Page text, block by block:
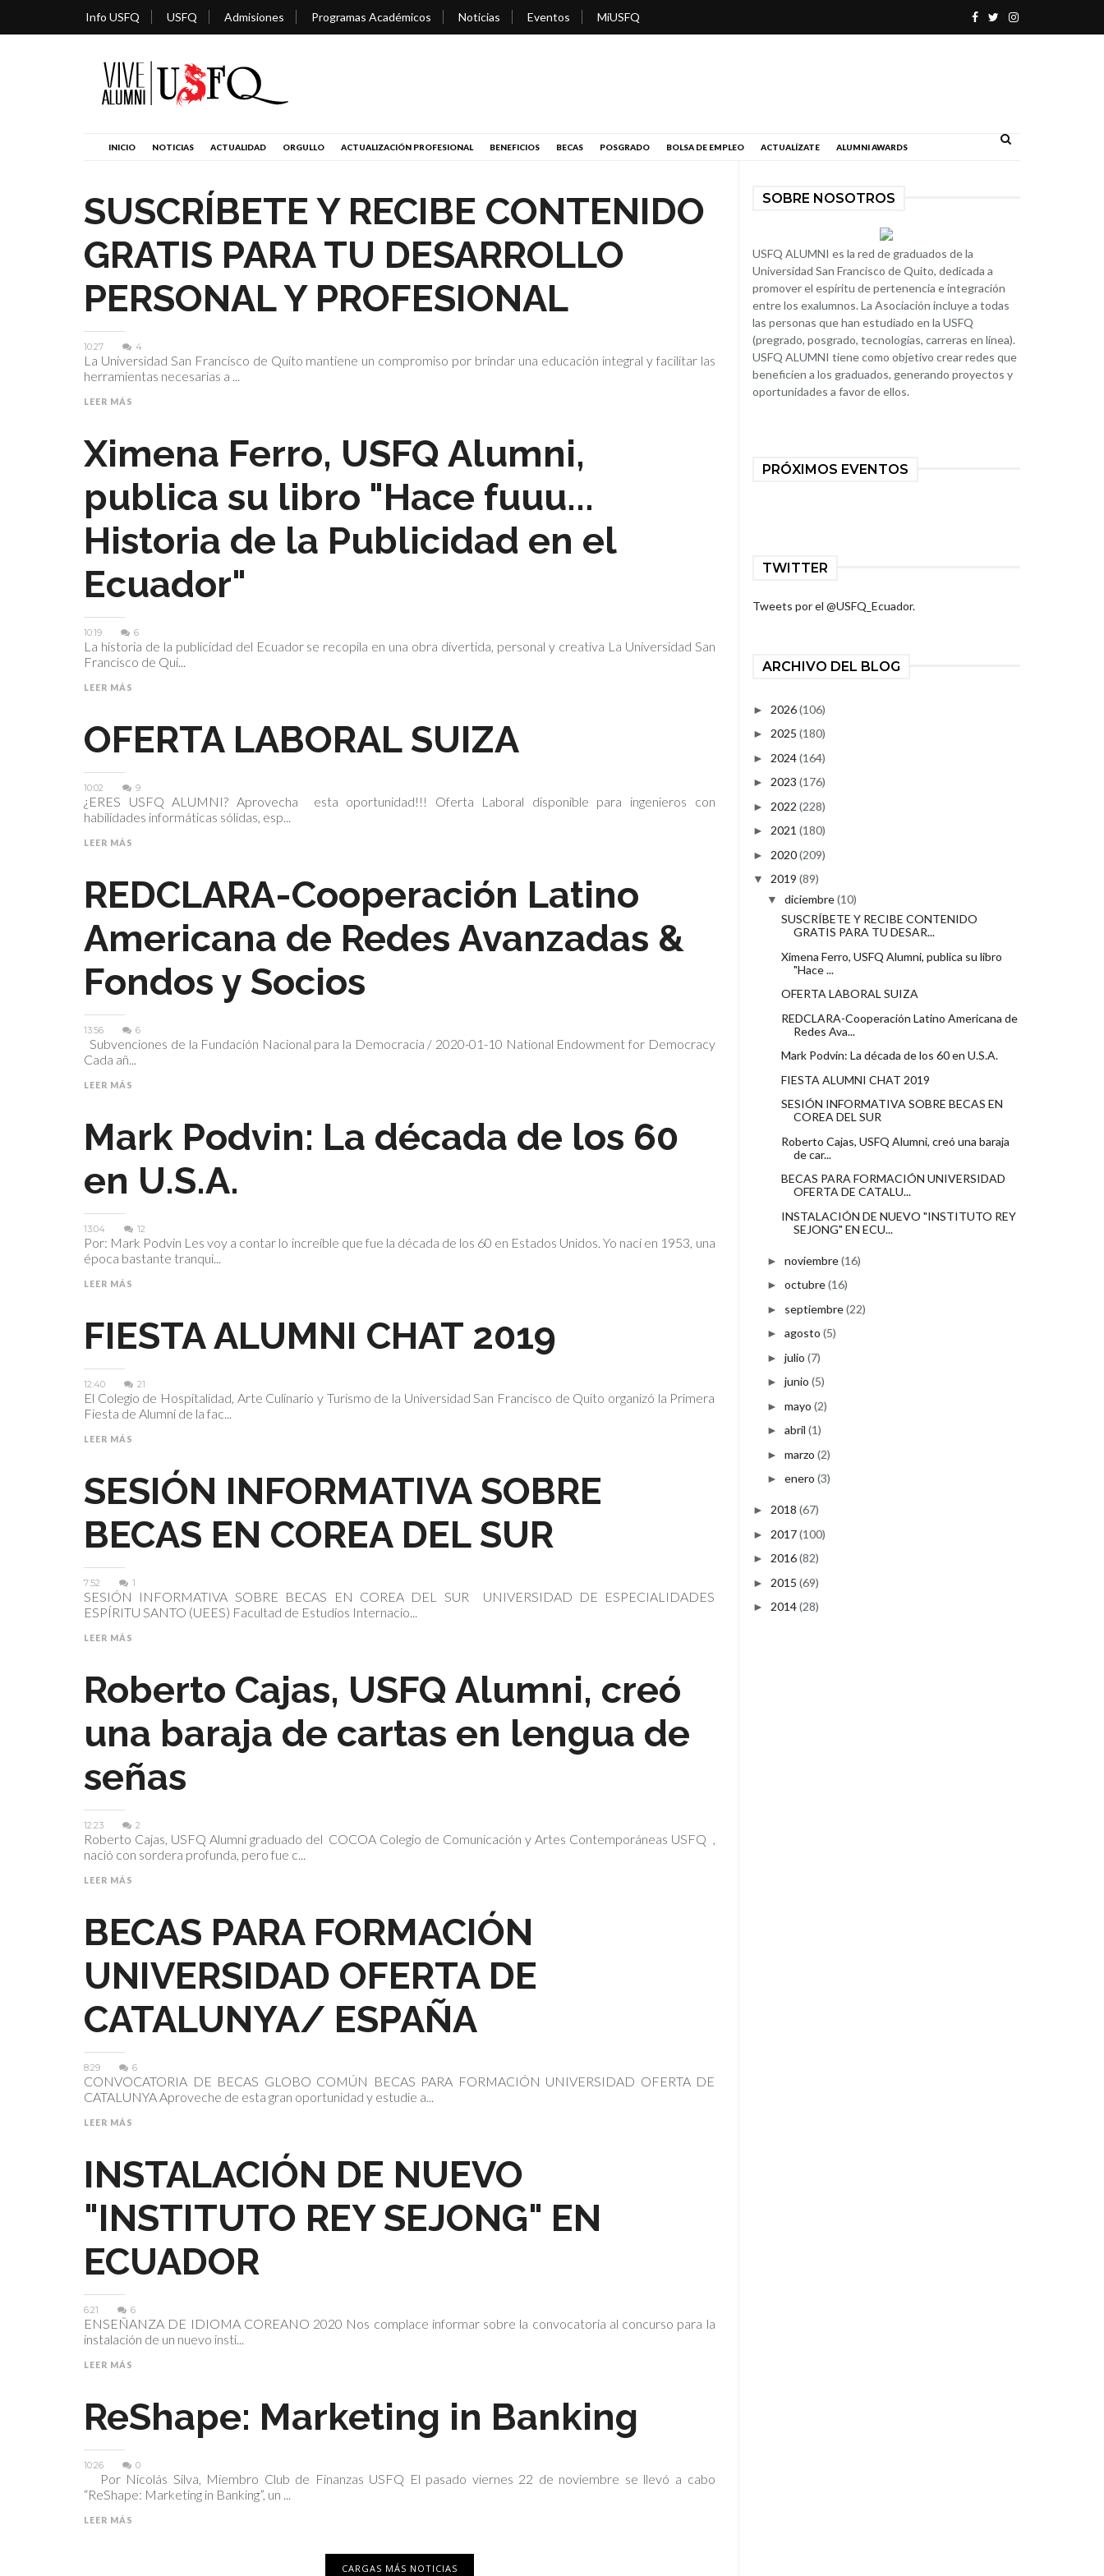
Info USFQ USFQ Admisiones Programas Académicos Noticias Eventos MiUSFQ
INICIO NOTICIAS ACTUALIDAD ORGULLO ACTUALIZACIÓN PROFESIONAL BENEFICIOS BECAS POSGRADO BOLSA DE EMPLEO ACTUALÍZATE ALUMNI AWARDS
SUSCRÍBETE Y RECIBE CONTENIDO
GRATIS PARA TU DESARROLLO
PERSONAL Y PROFESIONAL
10:27 4
La Universidad San Francisco de Quito mantiene un compromiso por brindar una educación integral y facilitar las
herramientas necesarias a ...
LEER MÁS
Ximena Ferro, USFQ Alumni,
publica su libro "Hace fuuu...
Historia de la Publicidad en el
Ecuador"
10:19 6
La historia de la publicidad del Ecuador se recopila en una obra divertida, personal y creativa La Universidad San
Francisco de Qui...
LEER MÁS
OFERTA LABORAL SUIZA
10:02 9
¿ERES USFQ ALUMNI? Aprovecha esta oportunidad!!! Oferta Laboral disponible para ingenieros con
habilidades informáticas sólidas, esp...
LEER MÁS
REDCLARA-Cooperación Latino
Americana de Redes Avanzadas &
Fondos y Socios
13:56 6
Subvenciones de la Fundación Nacional para la Democracia / 2020-01-10 National Endowment for Democracy
Cada añ...
LEER MÁS
Mark Podvin: La década de los 60
en U.S.A.
13:04 12
Por: Mark Podvin Les voy a contar lo increíble que fue la década de los 60 en Estados Unidos. Yo nací en 1953, una
época bastante tranqui...
LEER MÁS
FIESTA ALUMNI CHAT 2019
12:40 21
El Colegio de Hospitalidad, Arte Culinario y Turismo de la Universidad San Francisco de Quito organizó la Primera
Fiesta de Alumni de la fac...
LEER MÁS
SESIÓN INFORMATIVA SOBRE
BECAS EN COREA DEL SUR
7:52 1
SESIÓN INFORMATIVA SOBRE BECAS EN COREA DEL SUR UNIVERSIDAD DE ESPECIALIDADES
ESPÍRITU SANTO (UEES) Facultad de Estudios Internacio...
LEER MÁS
Roberto Cajas, USFQ Alumni, creó
una baraja de cartas en lengua de
señas
12:23 2
Roberto Cajas, USFQ Alumni graduado del COCOA Colegio de Comunicación y Artes Contemporáneas USFQ ,
nació con sordera profunda, pero fue c...
LEER MÁS
BECAS PARA FORMACIÓN
UNIVERSIDAD OFERTA DE
CATALUNYA/ ESPAÑA
8:29 6
CONVOCATORIA DE BECAS GLOBO COMÚN BECAS PARA FORMACIÓN UNIVERSIDAD OFERTA DE
CATALUNYA Aproveche de esta gran oportunidad y estudie a...
LEER MÁS
INSTALACIÓN DE NUEVO
"INSTITUTO REY SEJONG" EN
ECUADOR
6:21 6
ENSEÑANZA DE IDIOMA COREANO 2020 Nos complace informar sobre la convocatoria al concurso para la
instalación de un nuevo insti...
LEER MÁS
ReShape: Marketing in Banking
10:26 0
Por Nicolás Silva, Miembro Club de Finanzas USFQ El pasado viernes 22 de noviembre se llevó a cabo
“ReShape: Marketing in Banking”, un ...
LEER MÁS
CARGAS MÁS NOTICIAS
SOBRE NOSOTROS
USFQ ALUMNI es la red de graduados de la
Universidad San Francisco de Quito, dedicada a
promover el espíritu de pertenencia e integración
entre los exalumnos. La Asociación incluye a todas
las personas que han estudiado en la USFQ
(pregrado, posgrado, tecnologías, carreras en línea).
USFQ ALUMNI tiene como objetivo crear redes que
beneficien a los graduados, generando proyectos y
oportunidades a favor de ellos.
PRÓXIMOS EVENTOS
TWITTER
Tweets por el @USFQ_Ecuador.
ARCHIVO DEL BLOG
► 2026(106)
► 2025 (180)
► 2024(164)
► 2023 (176)
► 2022 (228)
► 2021 (180)
► 2020(209)
▼ 2019 (89)
▼ diciembre(10)
SUSCRÍBETE Y RECIBE CONTENIDO
GRATIS PARA TU DESAR...
Ximena Ferro, USFQ Alumni, publica su libro
"Hace ...
OFERTA LABORAL SUIZA
REDCLARA-Cooperación Latino Americana de
Redes Ava...
Mark Podvin: La década de los 60 en U.S.A.
FIESTA ALUMNI CHAT 2019
SESIÓN INFORMATIVA SOBRE BECAS EN
COREA DEL SUR
Roberto Cajas, USFQ Alumni, creó una baraja
de car...
BECAS PARA FORMACIÓN UNIVERSIDAD
OFERTA DE CATALU...
INSTALACIÓN DE NUEVO "INSTITUTO REY
SEJONG" EN ECU...
► noviembre(16)
► octubre(16)
► septiembre(22)
► agosto (5)
► julio (7)
► junio (5)
► mayo (2)
► abril (1)
► marzo (2)
► enero (3)
► 2018 (67)
► 2017(100)
► 2016(82)
► 2015 (69)
► 2014(28)